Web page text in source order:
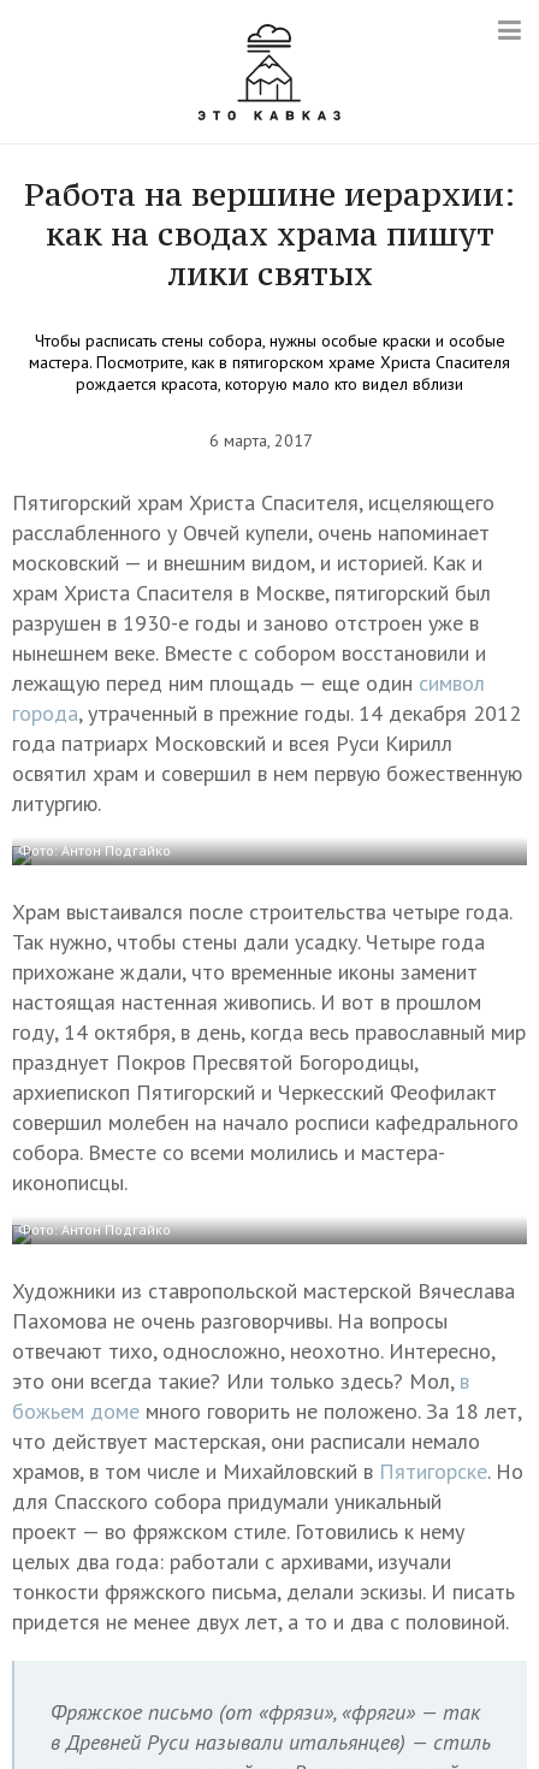
Работа на вершине иерархии:
как на сводах храма пишут
лики святых
Чтобы расписать стены собора, нужны особые краски и особые
мастера. Посмотрите, как в пятигорском храме Христа Спасителя
рождается красота, которую мало кто видел вблизи
6 марта, 2017
Пятигорский храм Христа Спасителя, исцеляющего
расслабленного у Овчей купели, очень напоминает
московский — и внешним видом, и историей. Как и
храм Христа Спасителя в Москве, пятигорский был
разрушен в 1930-е годы и заново отстроен уже в
нынешнем веке. Вместе с собором восстановили и
лежащую перед ним площадь — еще один символ
города, утраченный в прежние годы. 14 декабря 2012
года патриарх Московский и всея Руси Кирилл
освятил храм и совершил в нем первую божественную
литургию.
Фото: Антон Подгайко
Храм выстаивался после строительства четыре года.
Так нужно, чтобы стены дали усадку. Четыре года
прихожане ждали, что временные иконы заменит
настоящая настенная живопись. И вот в прошлом
году, 14 октября, в день, когда весь православный мир
празднует Покров Пресвятой Богородицы,
архиепископ Пятигорский и Черкесский Феофилакт
совершил молебен на начало росписи кафедрального
собора. Вместе со всеми молились и мастера-
иконописцы.
Фото: Антон Подгайко
Художники из ставропольской мастерской Вячеслава
Пахомова не очень разговорчивы. На вопросы
отвечают тихо, односложно, неохотно. Интересно,
это они всегда такие? Или только здесь? Мол, в
божьем доме много говорить не положено. За 18 лет,
что действует мастерская, они расписали немало
храмов, в том числе и Михайловский в Пятигорске. Но
для Спасского собора придумали уникальный
проект — во фряжском стиле. Готовились к нему
целых два года: работали с архивами, изучали
тонкости фряжского письма, делали эскизы. И писать
придется не менее двух лет, а то и два с половиной.
Фряжское письмо (от «фрязи», «фряги» — так
в Древней Руси называли итальянцев) — стиль